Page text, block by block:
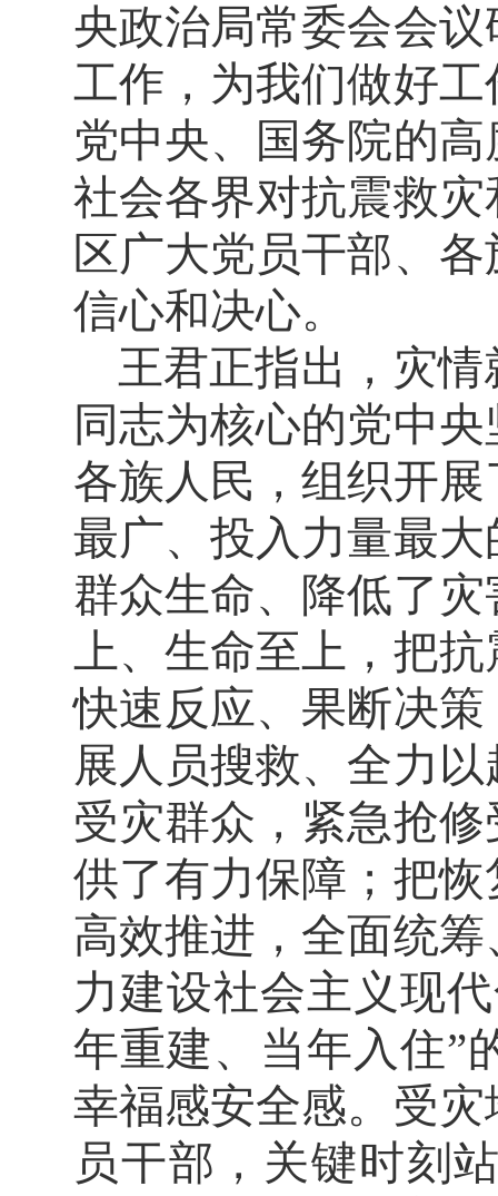
央政治局常委会会
工作，为我们做好
党中央、国务院的
社会各界对抗震救
区广大党员干部、
信心和决心。
王君正指出，灾
同志为核心的党中
各族人民，组织开
最广、投入力量最
群众生命、降低了
上、生命至上，把
快速反应、果断决
展人员搜救、全力
受灾群众，紧急抢
供了有力保障；把
高效推进，全面统
力建设社会主义现
年重建、当年入住”
幸福感安全感。受
员干部，关键时刻